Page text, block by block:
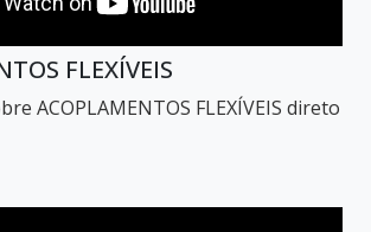
FLEXÍVEIS
ACOPLAMENTOS FLEXÍVEIS direto